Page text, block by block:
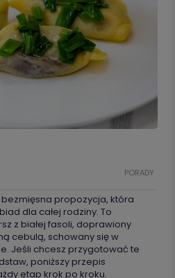
PORADY
propozycja, która
dla całej rodziny. To
z białej fasoli, doprawiony
cebulą, schowany się w
Jeśli chcesz przygotować te
poniższy przepis
etap krok po kroku.